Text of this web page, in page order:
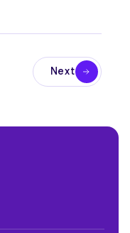
Next